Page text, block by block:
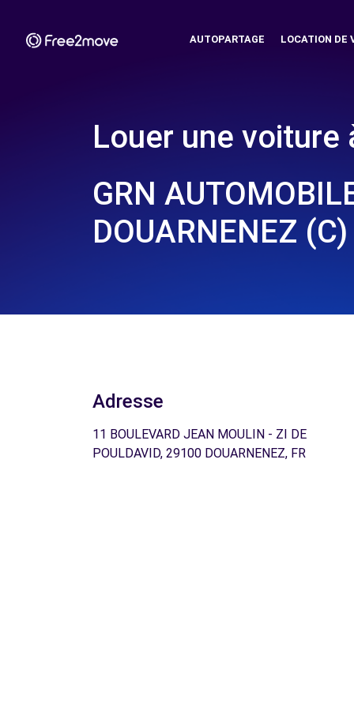
AUTOPARTAGE LOCATION DE
Louer une voiture
GRN
DOUARNENEZ (C)
Adresse
11 BOULEVARD JEAN MOULIN - ZI DE
POULDAVID, 29100 DOUARNENEZ, FR